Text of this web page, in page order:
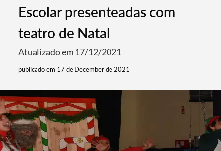
Escolar presenteadas com
teatro de Natal
Atualizado em 17/12/2021
publicado em 17 de December de 2021